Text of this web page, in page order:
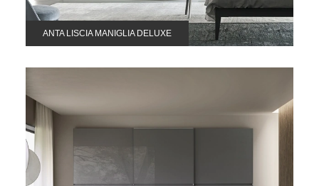
ANTA LISCIA MANIGLIA DELUXE